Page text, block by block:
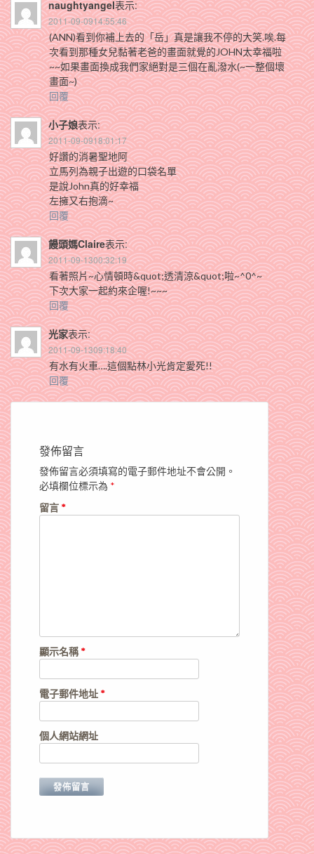
naughtyangel表示:
2011-09-0914:55:46
(ANN)看到你補上去的「岳」真是讓我不停的大笑.唉.每
次看到那種女兒黏著老爸的畫面就覺的JOHN太幸福啦
~~如果畫面換成我們家絕對是三個在亂潑水(~一整個壞
畫面~)
回覆
小子娘表示:
2011-09-0918:01:17
好讚的消暑聖地阿
立馬列為親子出遊的口袋名單
是說John真的好幸福
左擁又右抱滴~
回覆
饅頭媽Claire表示:
2011-09-1300:32:19
看著照片~心情頓時&quot;透清涼&quot;啦~^0^~
下次大家一起約來企喔!~~~
回覆
光家表示:
2011-09-1309:18:40
有水有火車….這個點林小光肯定愛死!!
回覆
發佈留言
發佈留言必須填寫的電子郵件地址不會公開。
必填欄位標示為 *
留言 *
顯示名稱*
電子郵件地址 *
個人網站網址